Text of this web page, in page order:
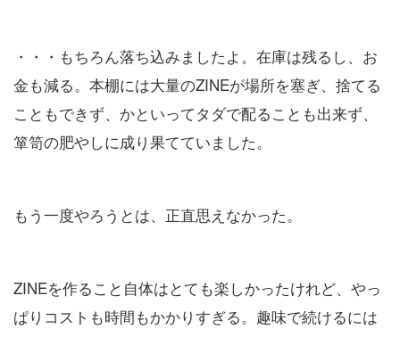
・・・もちろん落ち込みましたよ。在庫は残るし、お
金も減る。本棚には大量のZINEが場所を塞ぎ、捨てる
こともできず、かといってタダで配ることも出来ず、
箪笥の肥やしに成り果てていました。
もう一度やろうとは、正直思えなかった。
ZINEを作ること自体はとても楽しかったけれど、やっ
ぱりコストも時間もかかりすぎる。趣味で続けるには